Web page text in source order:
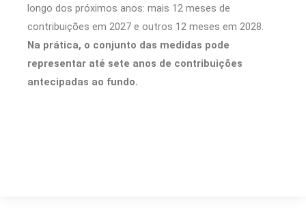
longo dos próximos anos: mais 12 meses de
contribuições em 2027 e outros 12 meses em 2028.
Na prática, o conjunto das medidas pode
representar até sete anos de contribuições
antecipadas ao fundo.